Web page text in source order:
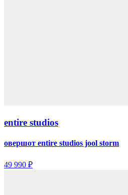
entire studios
овершот entire studios jool storm
49 990 ₽